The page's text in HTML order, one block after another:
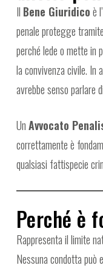
Il Bene Giuridicoè
penale protegge
perché lede o mette in
la convivenza civile. In
avrebbe senso parlare
UnAvvocato
correttamente è
qualsiasi fattispecie
Perché è
Rappresenta il limite
Nessuna condotta può